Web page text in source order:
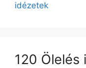
idézetek
120 Ölelés